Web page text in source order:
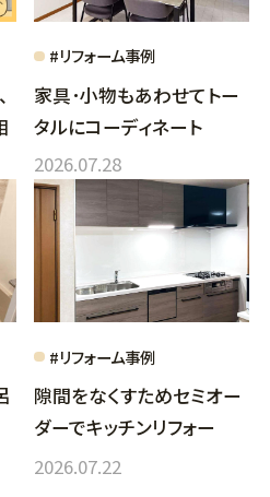
2026.07.28
#リフォーム事例
家具･小物もあわせてトー
タルにコーディネート
2026.07.22
#リフォーム事例
隙間をなくすためセミオー
ダーでキッチンリフォー
ム 統一感ある空間に